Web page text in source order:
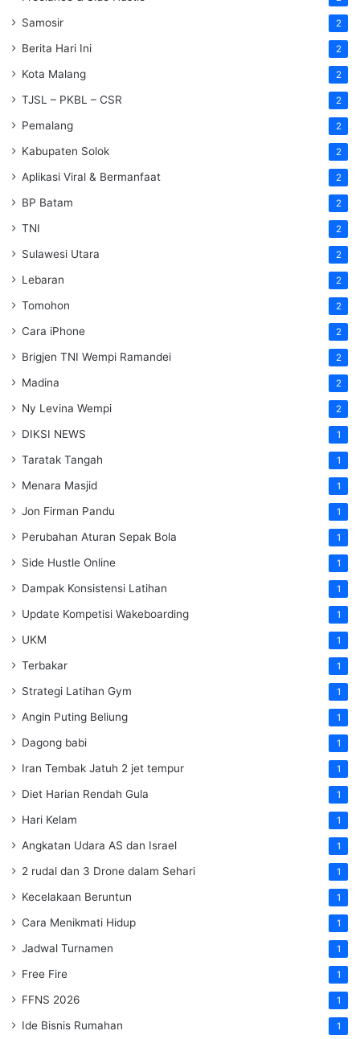
Samosir 2
Berita Hari Ini 2
Kota Malang 2
TJSL – PKBL – CSR 2
Pemalang 2
Kabupaten Solok 2
Aplikasi Viral & Bermanfaat 2
BP Batam 2
TNI 2
Sulawesi Utara 2
Lebaran 2
Tomohon 2
Cara iPhone 2
Brigjen TNI Wempi Ramandei 2
Madina 2
Ny Levina Wempi 2
DIKSI NEWS 1
Taratak Tangah 1
Menara Masjid 1
Jon Firman Pandu 1
Perubahan Aturan Sepak Bola 1
Side Hustle Online 1
Dampak Konsistensi Latihan 1
Update Kompetisi Wakeboarding 1
UKM 1
Terbakar 1
Strategi Latihan Gym 1
Angin Puting Beliung 1
Dagong babi 1
Iran Tembak Jatuh 2 jet tempur 1
Diet Harian Rendah Gula 1
Hari Kelam 1
Angkatan Udara AS dan Israel 1
2 rudal dan 3 Drone dalam Sehari 1
Kecelakaan Beruntun 1
Cara Menikmati Hidup 1
Jadwal Turnamen 1
Free Fire 1
FFNS 2026 1
Ide Bisnis Rumahan 1